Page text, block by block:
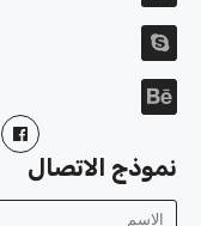
نموذج الاتصال